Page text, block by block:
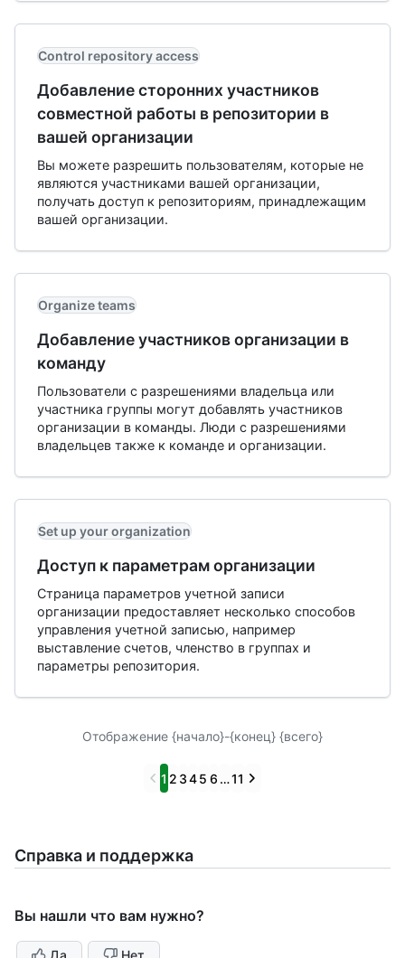
Control repository access
Добавление сторонних участников
совместной работы в репозитории в
вашей организации
Вы можете разрешить пользователям, которые не
являются участниками вашей организации,
получать доступ к репозиториям, принадлежащим
вашей организации.
Organize teams
Добавление участников организации в
команду
Пользователи с разрешениями владельца или
участника группы могут добавлять участников
организации в команды. Люди с разрешениями
владельцев также к команде и организации.
Set up your organization
Доступ к параметрам организации
Страница параметров учетной записи
организации предоставляет несколько способов
управления учетной записью, например
выставление счетов, членство в группах и
параметры репозитория.
Отображение {начало}-{конец} {всего}
Previous
1 2 345 6 …11 Next
Справка и поддержка
Вы нашли что вам нужно?
Да Нет